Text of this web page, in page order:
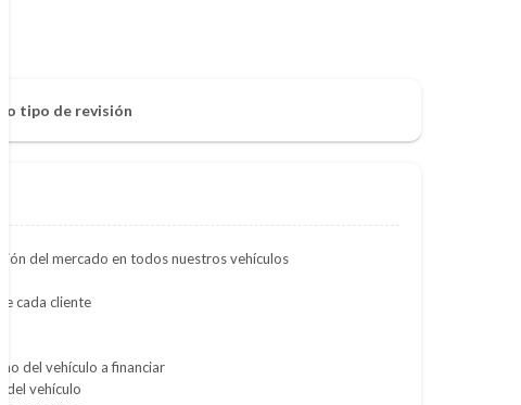
tipo de revisión
del mercado en todos nuestros vehículos
cada cliente
del vehículo a financiar
del vehículo